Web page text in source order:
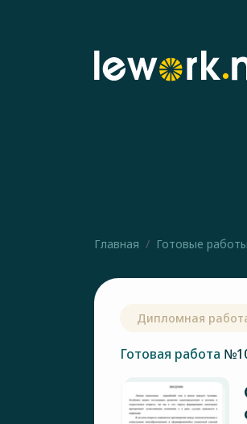
Главная Готовые работы
Дипломная
Готовая работа